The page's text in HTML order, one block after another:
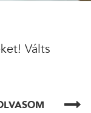
Válts